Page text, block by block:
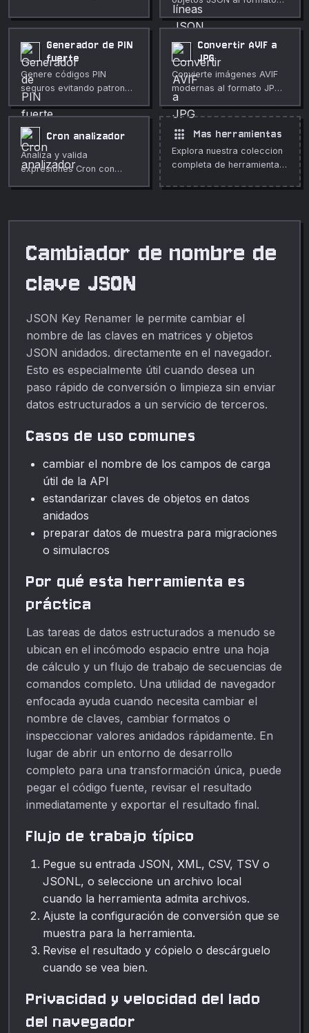
claras y una revisión más
JSONL.
Generador de PIN
fuerte
Genere códigos PIN
seguros evitando patrones
obvios repetidos o
secuenciales.
Convertir AVIF a
JPG
Convierte imágenes AVIF
modernas al formato JPG
universal en tu navegador.
Cron analizador
Analiza y valida
expresiones Cron con
apps Mas herramientas
Explora nuestra coleccion
completa de herramientas
Cambiador de nombre de
clave JSON
JSON Key Renamer le permite cambiar el
nombre de las claves en matrices y objetos
JSON anidados. directamente en el navegador.
Esto es especialmente útil cuando desea un
paso rápido de conversión o limpieza sin enviar
datos estructurados a un servicio de terceros.
Casos de uso comunes
cambiar el nombre de los campos de carga
útil de la API
estandarizar claves de objetos en datos
anidados
preparar datos de muestra para migraciones
o simulacros
Por qué esta herramienta es
práctica
Las tareas de datos estructurados a menudo se
ubican en el incómodo espacio entre una hoja
de cálculo y un flujo de trabajo de secuencias de
comandos completo. Una utilidad de navegador
enfocada ayuda cuando necesita cambiar el
nombre de claves, cambiar formatos o
inspeccionar valores anidados rápidamente. En
lugar de abrir un entorno de desarrollo
completo para una transformación única, puede
pegar el código fuente, revisar el resultado
inmediatamente y exportar el resultado final.
Flujo de trabajo típico
Pegue su entrada JSON, XML, CSV, TSV o
JSONL, o seleccione un archivo local
cuando la herramienta admita archivos.
Ajuste la configuración de conversión que se
muestra para la herramienta.
Revise el resultado y cópielo o descárguelo
cuando se vea bien.
Privacidad y velocidad del lado
del navegador